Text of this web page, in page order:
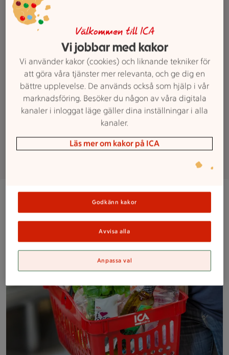
ICA Nära Borgafjällens Lanthandel
älskar god mat och hjälper gärna
till med att visa vägen till dina
favoritvaror. Behöver du ett
middagstips eller saknar du något i
våra hyllor? Prata med oss. Vi finns
här för att göra din vecka lite
enklare och mycket godare.
Närbild på en kund med en välfylld ICA Nära-korg med
Välkommen till ICA
Vi jobbar med kakor
Vi använder kakor (cookies) och liknande tekniker för
att göra våra tjänster mer relevanta, och ge dig en
bättre upplevelse. De används också som hjälp i vår
marknadsföring. Besöker du någon av våra digitala
kanaler i inloggat läge gäller dina inställningar i alla
kanaler.
Läs mer om kakor på ICA
Godkänn kakor
Avvisa alla
Anpassa val